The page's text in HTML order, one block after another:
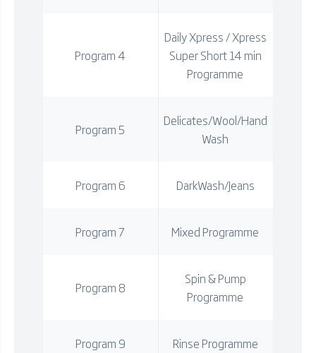
Program 4
Daily Xpress / Xpress
Super Short 14 min
Programme
Program 5
Delicates/Wool/Hand
Wash
Program 6 DarkWash/Jeans
Program 7 Mixed Programme
Program 8
Spin & Pump
Programme
Program 9 Rinse Programme